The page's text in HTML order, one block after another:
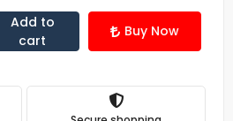
Add to
cart
Buy Now